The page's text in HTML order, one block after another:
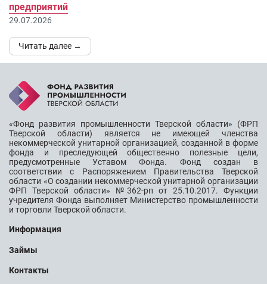
предприятий
29.07.2026
Читать далее →
«Фонд развития промышленности Тверской области» (ФРП
Тверской области) является не имеющей членства
некоммерческой унитарной организацией, созданной в форме
фонда и преследующей общественно полезные цели,
предусмотренные Уставом Фонда. Фонд создан в
соответствии с Распоряжением Правительства Тверской
области «О создании некоммерческой унитарной организации
ФРП Тверской области» №362-рп от 25.10.2017. Функции
учредителя Фонда выполняет Министерство промышленности
и торговли Тверской области.
Информация
Займы
Контакты